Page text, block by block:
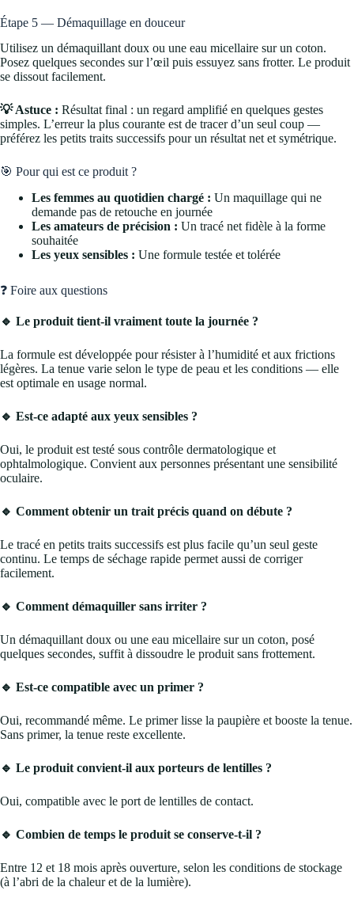
Étape 5 — Démaquillage en douceur
Utilisez un démaquillant doux ou une eau micellaire sur un coton.
Posez quelques secondes sur l’œil puis essuyez sans frotter. Le produit
se dissout facilement.
💡 Astuce : Résultat final : un regard amplifié en quelques gestes
simples. L’erreur la plus courante est de tracer d’un seul coup —
préférez les petits traits successifs pour un résultat net et symétrique.
🎯 Pour qui est ce produit ?
Les femmes au quotidien chargé : Un maquillage qui ne
demande pas de retouche en journée
Les amateurs de précision : Un tracé net fidèle à la forme
souhaitée
Les yeux sensibles : Une formule testée et tolérée
❓ Foire aux questions
🔹 Le produit tient-il vraiment toute la journée ?
La formule est développée pour résister à l’humidité et aux frictions
légères. La tenue varie selon le type de peau et les conditions — elle
est optimale en usage normal.
🔹 Est-ce adapté aux yeux sensibles ?
Oui, le produit est testé sous contrôle dermatologique et
ophtalmologique. Convient aux personnes présentant une sensibilité
oculaire.
🔹 Comment obtenir un trait précis quand on débute ?
Le tracé en petits traits successifs est plus facile qu’un seul geste
continu. Le temps de séchage rapide permet aussi de corriger
facilement.
🔹 Comment démaquiller sans irriter ?
Un démaquillant doux ou une eau micellaire sur un coton, posé
quelques secondes, suffit à dissoudre le produit sans frottement.
🔹 Est-ce compatible avec un primer ?
Oui, recommandé même. Le primer lisse la paupière et booste la tenue.
Sans primer, la tenue reste excellente.
🔹 Le produit convient-il aux porteurs de lentilles ?
Oui, compatible avec le port de lentilles de contact.
🔹 Combien de temps le produit se conserve-t-il ?
Entre 12 et 18 mois après ouverture, selon les conditions de stockage
(à l’abri de la chaleur et de la lumière).